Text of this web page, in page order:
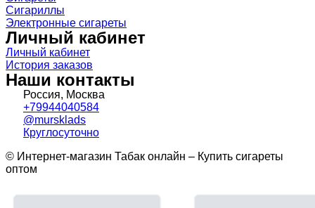
Сигариллы
Электронные сигареты
Личный кабинет
Личный кабинет
История заказов
Наши контакты
Россия, Москва
+79944040584
@mursklads
Круглосуточно
© Интернет-магазин Табак онлайн – Купить сигареты
оптом